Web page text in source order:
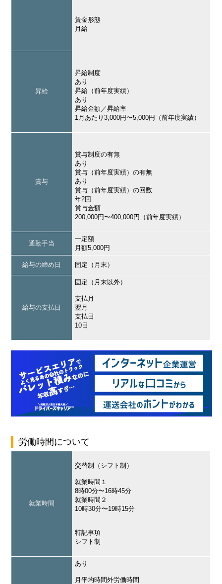
賃金形態
月給
昇給
昇給制度
あり
昇給（前年度実績）
あり
昇給金額／昇給率
1月あたり3,000円〜5,000円（前年度実績）
賞与
賞与制度の有無
あり
賞与（前年度実績）の有無
あり
賞与（前年度実績）の回数
年2回
賞与金額
200,000円〜400,000円（前年度実績）
通勤手当
一定額
月額5,000円
給与の締め日 固定（月末）
給与の支払日
固定（月末以外）
支払月
翌月
支払日
10日
労働時間について
就業時間
交替制（シフト制）
就業時間１
8時00分〜16時45分
就業時間２
10時30分〜19時15分
特記事項
シフト制
あり
月平均時間外労働時間